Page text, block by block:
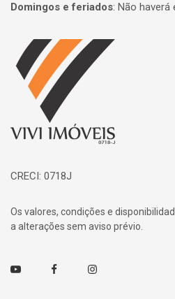
Domingos e feriados: Não haverá
Página inicial
CRECI: 0718J
Os valores, condições e
a alterações sem aviso prévio.
Youtube FacebookInstagram